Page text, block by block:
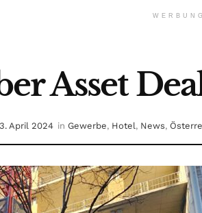
WERBUNG
Asset
3. April 2024 in Gewerbe, Hotel, News,